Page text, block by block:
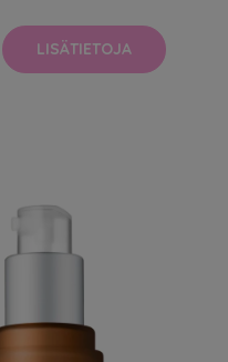
LISÄTIETOJA